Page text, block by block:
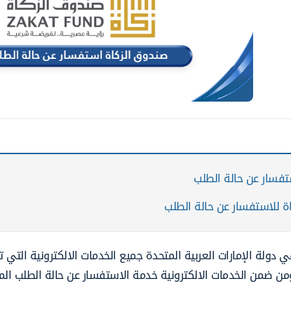
عن حالة الطلب
للاستفسار عن حالة الطلب
الإمارات العربية المتحدة جميع الخدمات الالكترونية
ضمن الخدمات الالكترونية خدمة الاستفسار عن حالة الطلب